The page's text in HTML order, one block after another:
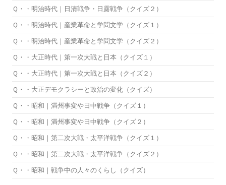
Ｑ・・明治時代｜日清戦争・日露戦争（クイズ２）
Ｑ・・明治時代｜産業革命と学問文学（クイズ１）
Ｑ・・明治時代｜産業革命と学問文学（クイズ２）
Ｑ・・大正時代｜第一次大戦と日本（クイズ１）
Ｑ・・大正時代｜第一次大戦と日本（クイズ２）
Ｑ・・大正デモクラシーと政治の変化（クイズ）
Ｑ・・昭和｜満州事変や日中戦争（クイズ１）
Ｑ・・昭和｜満州事変や日中戦争（クイズ２）
Ｑ・・昭和｜第二次大戦・太平洋戦争（クイズ１）
Ｑ・・昭和｜第二次大戦・太平洋戦争（クイズ２）
Ｑ・・昭和｜戦争中の人々のくらし（クイズ）